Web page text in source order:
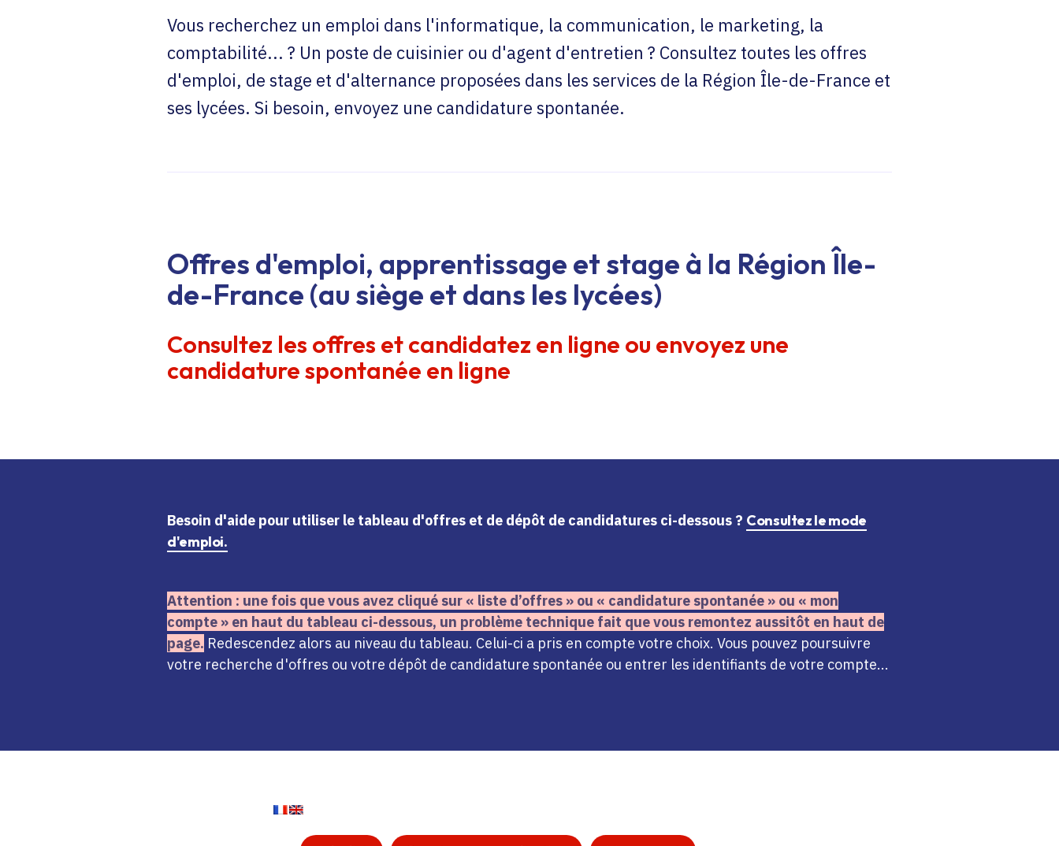
Vous recherchez un emploi dans l'informatique, la communication, le marketing, la
comptabilité... ? Un poste de cuisinier ou d'agent d'entretien ? Consultez toutes les offres
d'emploi, de stage et d'alternance proposées dans les services de la Région Île-de-France et
ses lycées. Si besoin, envoyez une candidature spontanée.
Offres d'emploi, apprentissage et stage à la Région Île-
de-France (au siège et dans les lycées)
Consultez les offres et candidatez en ligne ou envoyez une
candidature spontanée en ligne
Besoin d'aide pour utiliser le tableau d'offres et de dépôt de candidatures ci-dessous ? Consultez le mode
d'emploi.
Attention : une fois que vous avez cliqué sur « liste d’offres » ou « candidature spontanée » ou « mon
compte » en haut du tableau ci-dessous, un problème technique fait que vous remontez aussitôt en haut de
page. Redescendez alors au niveau du tableau. Celui-ci a pris en compte votre choix. Vous pouvez poursuivre
votre recherche d'offres ou votre dépôt de candidature spontanée ou entrer les identifiants de votre compte...